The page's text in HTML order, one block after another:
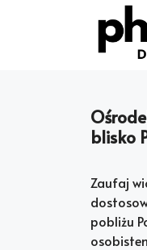
blisko
Zaufaj
pobliżu